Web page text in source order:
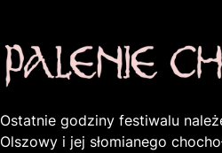
Ostatnie godziny festiwalu
Olszowy i jej słomianego